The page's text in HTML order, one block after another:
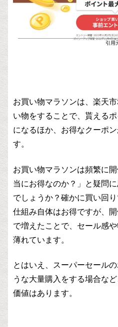
引用
お買い物マラソンは、楽天
い物をすることで、貰える
になるほか、お得なクーポ
す。
お買い物マラソンは頻繁に
当にお得なのか？」と疑問
でしょうか？確かに買い回
仕組み自体はお得ですが、
で増えたことで、セール感
薄れています。
とはいえ、スーパーセール
うな大量購入をする場合な
価値はあります。